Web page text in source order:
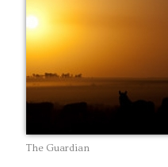
The Guardian